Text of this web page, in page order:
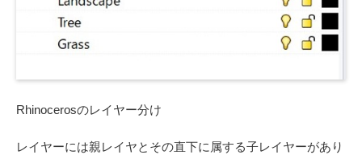
Rhinocerosのレイヤー分け
レイヤーには親レイヤとその直下に属する子レイヤーがあり